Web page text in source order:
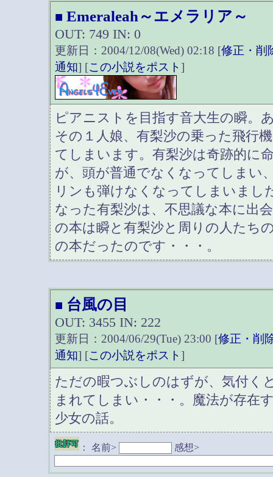
■ Emeraleah～エメラリア～
OUT: 749 IN: 0
更新日：2004/12/08(Wed) 02:18 [修正・削
通知] [この小説をポスト]
ピアニストを目指す音大生の瞬。
その１人娘、有梨沙の乗った飛行
てしまいます。有梨沙は奇跡的に
が、頭が普通でなくなってしまい
リンも弾けなくなってしまいまし
なった有梨沙は、不思議な本に出
の本は瞬と有梨沙と周りの人たち
の本だったのです・・・。
■ 台風の目
OUT: 3455 IN: 222
更新日：2004/06/29(Tue) 23:00 [修正・削
通知] [この小説をポスト]
ただの暇つぶしのはずが、気付く
まれてしまい・・・。魔法が存在
少女の話。
：名前> 感想>